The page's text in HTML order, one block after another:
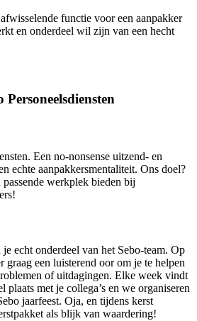
functie voor een aanpakker
en onderdeel wil zijn van een hecht
Een no-nonsense uitzend- en
echte aanpakkersmentaliteit. Ons doel?
werkplek bieden bij
echt onderdeel van het Sebo-team. Op
graag een luisterend oor om je te helpen
of uitdagingen. Elke week vindt
plaats met je collega’s en we organiseren
jaarfeest. Oja, en tijdens kerst
als blijk van waardering!